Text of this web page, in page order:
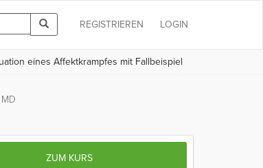
LOGIN
REGISTRIEREN
eines Affektkrampfes mit Fallbeispiel
ZUM KURS